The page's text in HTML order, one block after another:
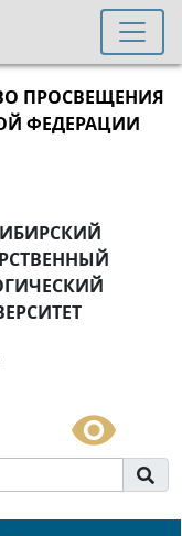
ПРОСВЕЩЕНИЯ
ФЕДЕРАЦИИ